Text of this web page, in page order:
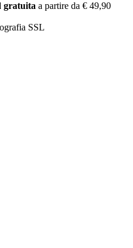
gratuita a partire da € 49,90
SSL